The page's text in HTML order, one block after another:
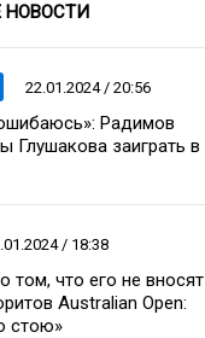
НОВОСТИ
22.01.2024 / 20:56
Радимов
Глушакова заиграть в
/ 18:38
том, что его не вносят
Australian Open:
стою»